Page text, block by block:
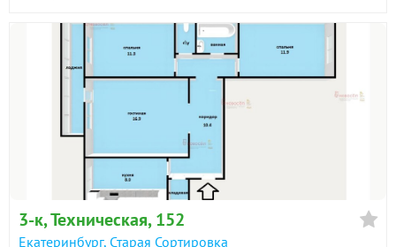
3-к, Техническая, 152
Екатеринбург, Старая Сортировка